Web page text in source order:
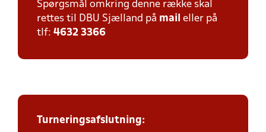
Spørgsmål omkring denne række skal
rettes til DBU Sjælland på mail eller på
tlf: 4632 3366
Turneringsafslutning: